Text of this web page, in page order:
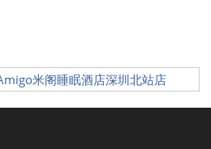
米阁睡眠酒店深圳北站店